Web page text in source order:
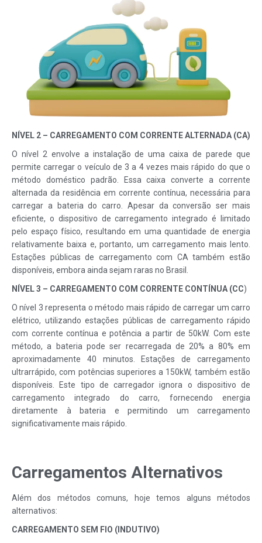
NÍVEL 2 – CARREGAMENTO COM CORRENTE ALTERNADA (CA)
O nível 2 envolve a instalação de uma caixa de parede que
permite carregar o veículo de 3 a 4 vezes mais rápido do que o
método doméstico padrão. Essa caixa converte a corrente
alternada da residência em corrente contínua, necessária para
carregar a bateria do carro. Apesar da conversão ser mais
eficiente, o dispositivo de carregamento integrado é limitado
pelo espaço físico, resultando em uma quantidade de energia
relativamente baixa e, portanto, um carregamento mais lento.
Estações públicas de carregamento com CA também estão
disponíveis, embora ainda sejam raras no Brasil.
NÍVEL 3 – CARREGAMENTO COM CORRENTE CONTÍNUA (CC)
O nível 3 representa o método mais rápido de carregar um carro
elétrico, utilizando estações públicas de carregamento rápido
com corrente contínua e potência a partir de 50kW. Com este
método, a bateria pode ser recarregada de 20% a 80% em
aproximadamente 40 minutos. Estações de carregamento
ultrarrápido, com potências superiores a 150kW, também estão
disponíveis. Este tipo de carregador ignora o dispositivo de
carregamento integrado do carro, fornecendo energia
diretamente à bateria e permitindo um carregamento
significativamente mais rápido.
Carregamentos Alternativos
Além dos métodos comuns, hoje temos alguns métodos
alternativos:
CARREGAMENTO SEM FIO (INDUTIVO)